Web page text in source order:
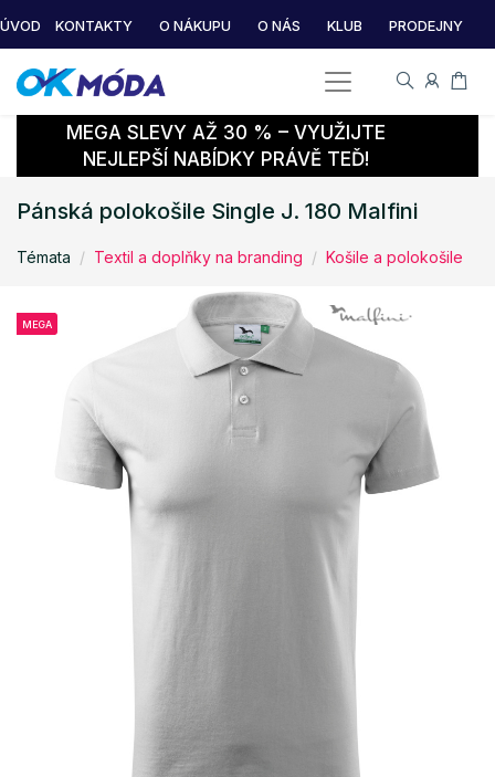
ÚVOD KONTAKTY O NÁKUPU O NÁS KLUB PRODEJNY
MEGA SLEVY AŽ 30 % – VYUŽIJTE
NEJLEPŠÍ NABÍDKY PRÁVĚ TEĎ!
Pánská polokošile Single J. 180 Malfini
Témata Textil a doplňky na branding Košile a polokošile
MEGA